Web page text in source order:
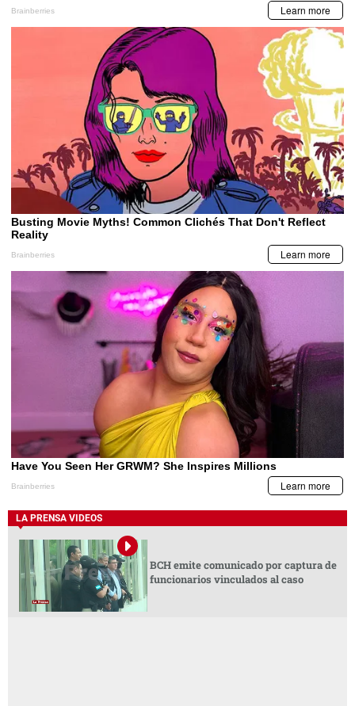
LA PRENSA VIDEOS
BCH emite comunicado por captura de
funcionarios vinculados al caso